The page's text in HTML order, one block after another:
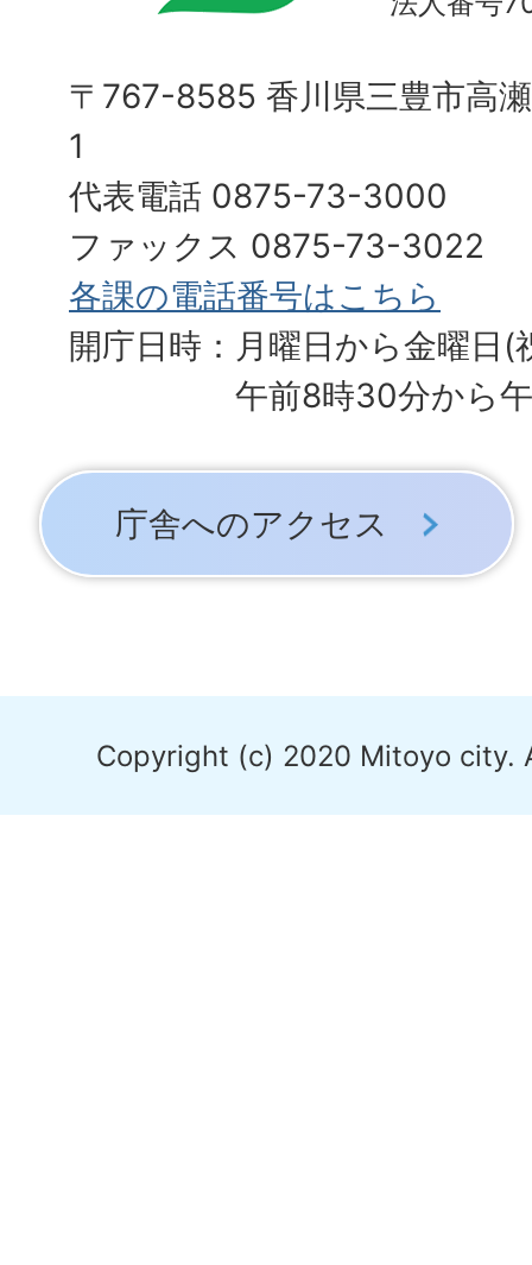
〒767-8585 香川県三豊市高
1
代表電話 0875-73-3000
ファックス 0875-73-3022
各課の電話番号はこちら
開庁日時：月曜日から金曜日(
午前8時30分から
庁舎へのアクセス
Copyright (c) 2020 Mitoyo city.